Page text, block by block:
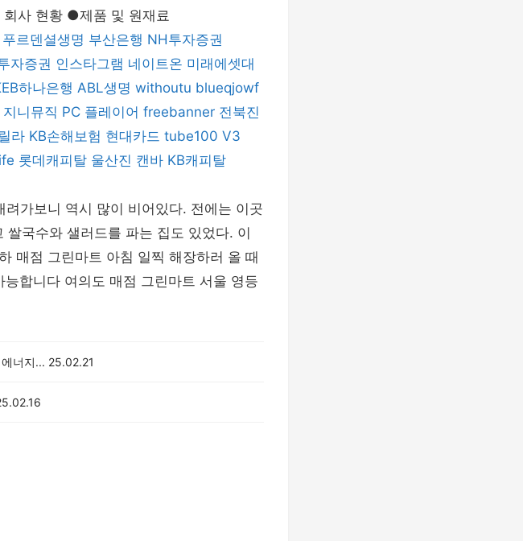
사 현황 ●제품 및 원재료
푸르덴셜생명 부산은행 NH투자증권
자증권 인스타그램 네이트온 미래에셋대
하나은행 ABL생명 withoutu blueqjowf
지니뮤직 PC 플레이어 freebanner 전북진
라 KB손해보험 현대카드 tube100 V3
롯데캐피탈 울산진 캔바 KB캐피탈
가보니 역시 많이 비어있다. 전에는 이곳
국수와 샐러드를 파는 집도 있었다. 이
매점 그린마트 아침 일찍 해장하러 올 때
합니다 여의도 매점 그린마트 서울 영등
너지... 25.02.21